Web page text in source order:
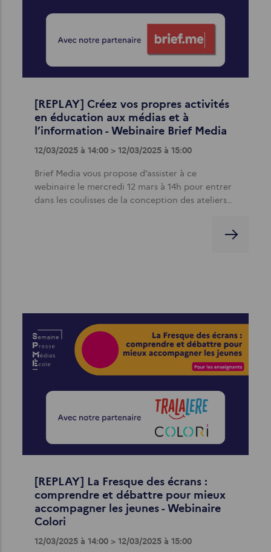
[REPLAY] Créez vos propres activités
en éducation aux médias et à
l’information - Webinaire Brief Media
12/03/2025 à 14:00 > 12/03/2025 à 15:00
Brief Media vous propose d’assister à ce
webinaire le mercredi 12 mars à 14h pour entrer
dans les coulisses de la conception des ateliers…
[REPLAY] La Fresque des écrans :
comprendre et débattre pour mieux
accompagner les jeunes - Webinaire
Colori
12/03/2025 à 14:00 > 12/03/2025 à 15:00